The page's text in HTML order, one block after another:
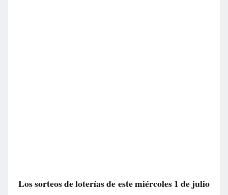
Los sorteos de loterías de este miércoles 1 de julio